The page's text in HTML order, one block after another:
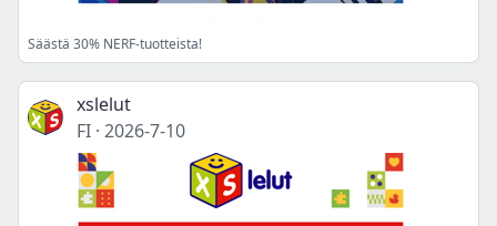
Säästä 30% NERF-tuotteista!
xslelut
FI · 2026-7-10